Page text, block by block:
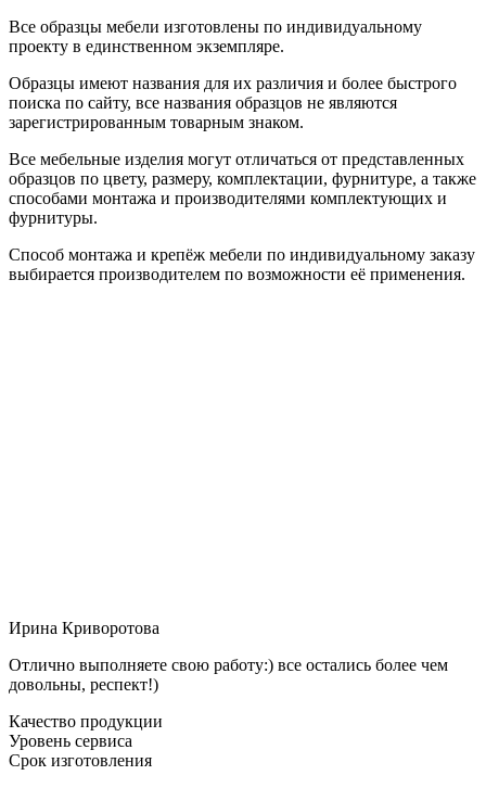
Все образцы мебели изготовлены по индивидуальному
проекту в единственном экземпляре.
Образцы имеют названия для их различия и более быстрого
поиска по сайту, все названия образцов не являются
зарегистрированным товарным знаком.
Все мебельные изделия могут отличаться от представленных
образцов по цвету, размеру, комплектации, фурнитуре, а также
способами монтажа и производителями комплектующих и
фурнитуры.
Способ монтажа и крепёж мебели по индивидуальному заказу
выбирается производителем по возможности её применения.
Ирина Криворотова
Отлично выполняете свою работу:) все остались более чем
довольны, респект!)
Качество продукции
Уровень сервиса
Срок изготовления